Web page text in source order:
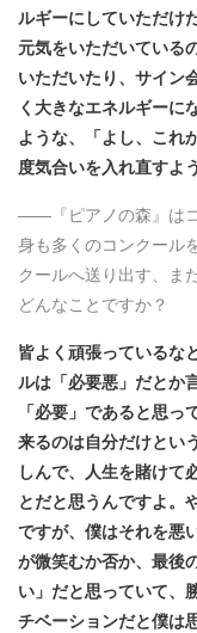
ルギーにしていただけ
元気をいただいている
いただいたり、サイン
く大きなエネルギーに
ような、「よし、これ
度気合いを入れ直すよ
――『ピアノの森』は
身も多くのコンクール
クールへ送り出す、ま
どんなことですか？
皆よく頑張っているな
ルは「必要悪」だとか
「必要」であると思
来るのは自分だけとい
しんで、人生を賭けて
とだと思うんですよ。
ですが、僕はそれを悪
が微笑むか否か、最後
い」だと思っていて、
チベーションだと僕は